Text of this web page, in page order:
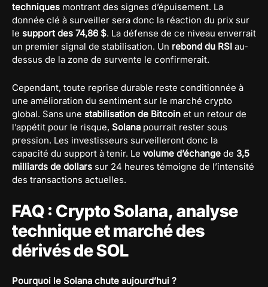
techniques montrant des signes d’épuisement. La
donnée clé à surveiller sera donc la réaction du prix sur
le support des 74,86 $. La défense de ce niveau enverrait
un premier signal de stabilisation. Un rebond du RSI au-
dessus de la zone de survente le confirmerait.
Cependant, toute reprise durable reste conditionnée à
une amélioration du sentiment sur le marché crypto
global. Sans une stabilisation de Bitcoin et un retour de
l’appétit pour le risque, Solana pourrait rester sous
pression. Les investisseurs surveilleront donc la
capacité du support à tenir. Le volume d’échange de 3,5
milliards de dollars sur 24 heures témoigne de l’intensité
des transactions actuelles.
FAQ : Crypto Solana, analyse
technique et marché des
dérivés de SOL
Pourquoi le Solana chute aujourd’hui ?